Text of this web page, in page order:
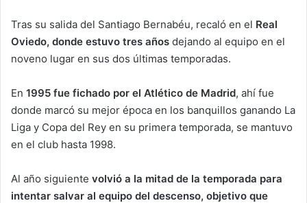
Tras su salida del Santiago Bernabéu, recaló en el Real
Oviedo, donde estuvo tres años dejando al equipo en el
noveno lugar en sus dos últimas temporadas.
En 1995 fue fichado por el Atlético de Madrid, ahí fue
donde marcó su mejor época en los banquillos ganando La
Liga y Copa del Rey en su primera temporada, se mantuvo
en el club hasta 1998.
Al año siguiente volvió a la mitad de la temporada para
intentar salvar al equipo del descenso, objetivo que